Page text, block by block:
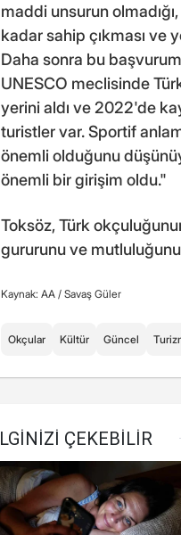
maddi unsurun
kadar sahip çıkması ve
Daha sonra bu
UNESCO meclisinde
yerini aldı ve 2022'de
turistler var. Sportif
önemli olduğunu
önemli bir girişim oldu."
Toksöz, Türk
gururunu ve mutluluğunu
Kaynak: AA / Savaş Güler
Okçular Kültür Güncel